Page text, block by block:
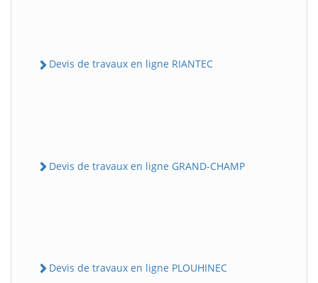
Devis de travaux en ligne RIANTEC
Devis de travaux en ligne GRAND-CHAMP
Devis de travaux en ligne PLOUHINEC